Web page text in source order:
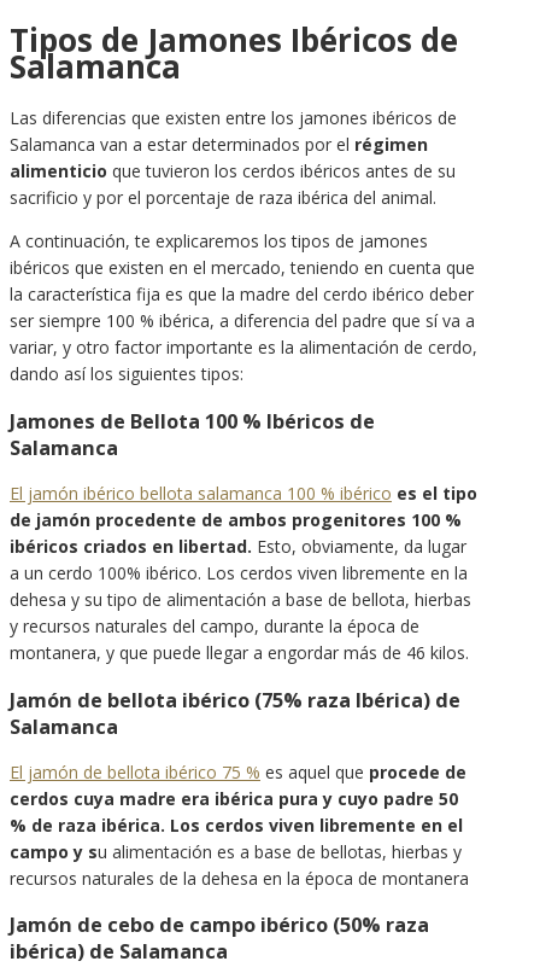
Tipos de Jamones Ibéricos de
Salamanca
Las diferencias que existen entre los jamones ibéricos de
Salamanca van a estar determinados por el régimen
alimenticio que tuvieron los cerdos ibéricos antes de su
sacrificio y por el porcentaje de raza ibérica del animal.
A continuación, te explicaremos los tipos de jamones
ibéricos que existen en el mercado, teniendo en cuenta que
la característica fija es que la madre del cerdo ibérico deber
ser siempre 100 % ibérica, a diferencia del padre que sí va a
variar, y otro factor importante es la alimentación de cerdo,
dando así los siguientes tipos:
Jamones de Bellota 100 % Ibéricos de
Salamanca
El jamón ibérico bellota salamanca 100 % ibérico es el tipo
de jamón procedente de ambos progenitores 100 %
ibéricos criados en libertad. Esto, obviamente, da lugar
a un cerdo 100% ibérico. Los cerdos viven libremente en la
dehesa y su tipo de alimentación a base de bellota, hierbas
y recursos naturales del campo, durante la época de
montanera, y que puede llegar a engordar más de 46 kilos.
Jamón de bellota ibérico (75% raza Ibérica) de
Salamanca
El jamón de bellota ibérico 75 % es aquel que procede de
cerdos cuya madre era ibérica pura y cuyo padre 50
% de raza ibérica. Los cerdos viven libremente en el
campo y su alimentación es a base de bellotas, hierbas y
recursos naturales de la dehesa en la época de montanera
Jamón de cebo de campo ibérico (50% raza
ibérica) de Salamanca